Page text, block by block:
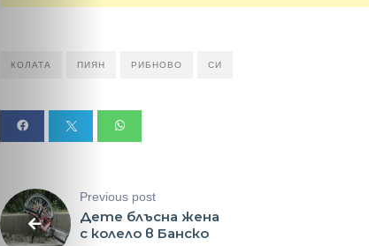
Малки
обяви
Таблоид
КОЛАТА ПИЯН РИБНОВО СИ
Previous post
Дете блъсна жена
с колело в Банско